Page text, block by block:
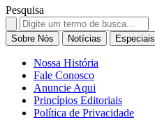
Pesquisa
Search
for:
Sobre Nós Notícias Especiais
Nossa História
Fale Conosco
Anuncie Aqui
Princípios Editoriais
Política de Privacidade